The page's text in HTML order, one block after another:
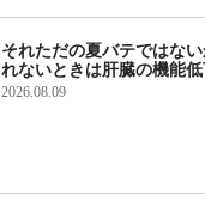
それただの夏バテではな
れないときは肝臓の機能
2026.08.09